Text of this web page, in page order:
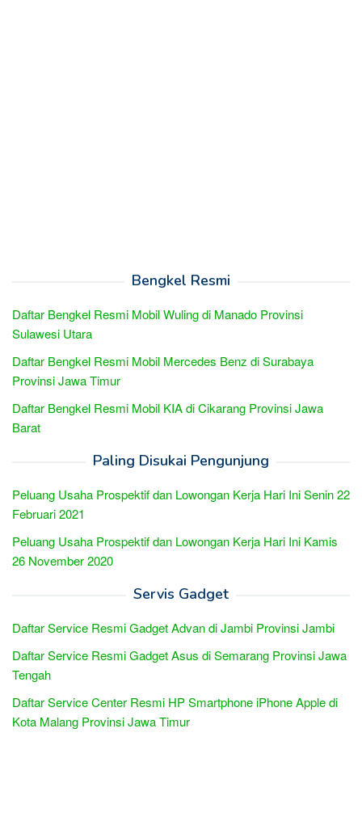
Bengkel Resmi
Daftar Bengkel Resmi Mobil Wuling di Manado Provinsi
Sulawesi Utara
Daftar Bengkel Resmi Mobil Mercedes Benz di Surabaya
Provinsi Jawa Timur
Daftar Bengkel Resmi Mobil KIA di Cikarang Provinsi Jawa
Barat
Paling Disukai Pengunjung
Peluang Usaha Prospektif dan Lowongan Kerja Hari Ini Senin 22
Februari 2021
Peluang Usaha Prospektif dan Lowongan Kerja Hari Ini Kamis
26 November 2020
Servis Gadget
Daftar Service Resmi Gadget Advan di Jambi Provinsi Jambi
Daftar Service Resmi Gadget Asus di Semarang Provinsi Jawa
Tengah
Daftar Service Center Resmi HP Smartphone iPhone Apple di
Kota Malang Provinsi Jawa Timur